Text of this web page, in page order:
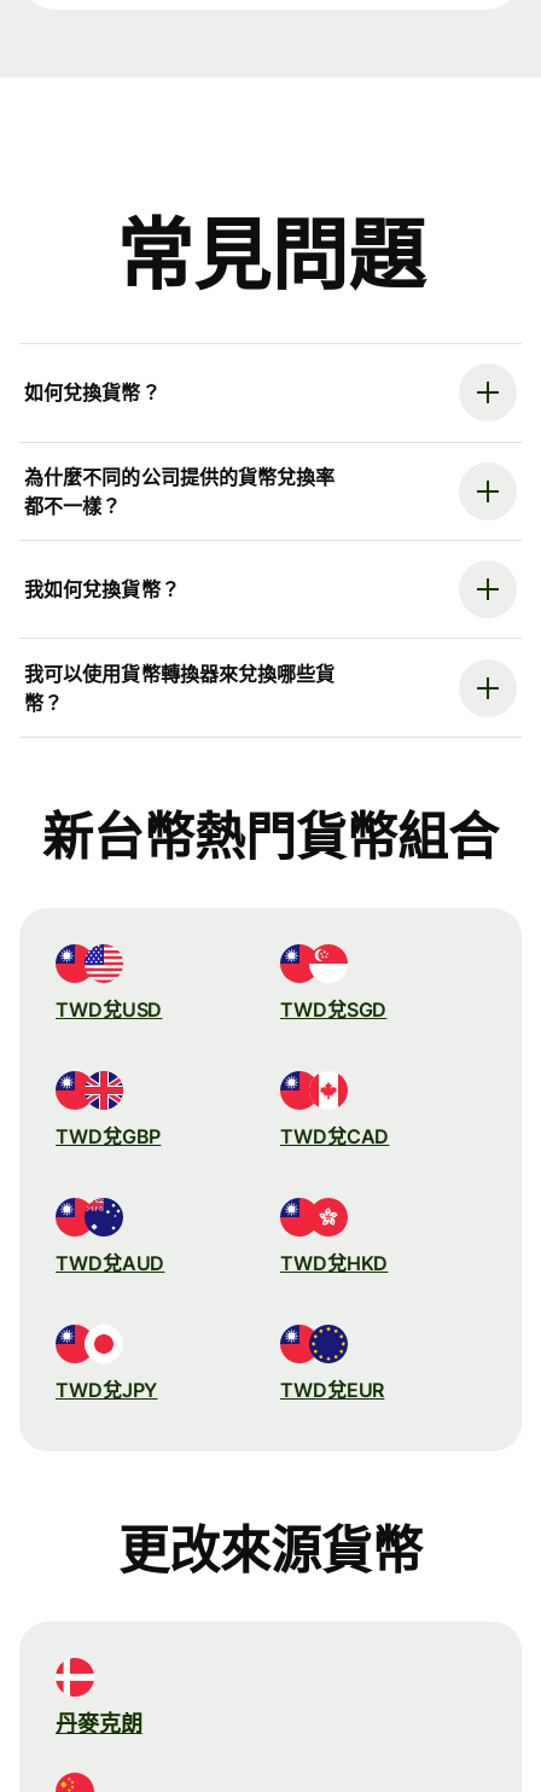
常見問題
如何兌換貨幣？
為什麼不同的公司提供的貨幣兌換率
都不一樣？
我如何兌換貨幣？
我可以使用貨幣轉換器來兌換哪些貨
幣？
新台幣熱門貨幣組合
TWD兌USD TWD兌SGD
TWD兌GBP TWD兌CAD
TWD兌AUD TWD兌HKD
TWD兌JPY TWD兌EUR
更改來源貨幣
丹麥克朗